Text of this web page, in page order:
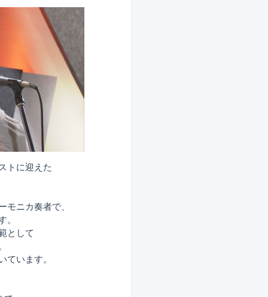
トに迎えた
モニカ奏者で、
。
として
ています。